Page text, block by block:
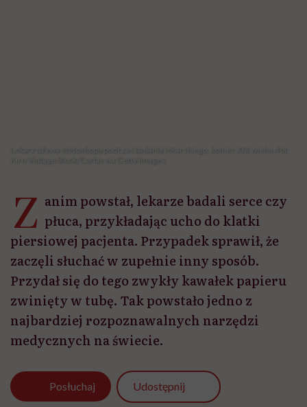
Z anim powstał, lekarze badali serce czy
płuca, przykładając ucho do klatki
piersiowej pacjenta. Przypadek sprawił, że
zaczęli słuchać w zupełnie inny sposób.
Przydał się do tego zwykły kawałek papieru
zwinięty w tubę. Tak powstało jedno z
najbardziej rozpoznawalnych narzędzi
medycznych na świecie.
Posłuchaj Udostępnij